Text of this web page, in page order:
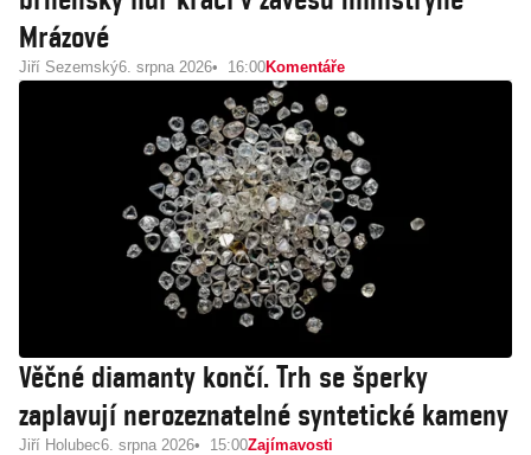
Mrázové
Jiří Sezemský6. srpna 2026 16:00Komentáře
Věčné diamanty končí. Trh se šperky
zaplavují nerozeznatelné syntetické kameny
Jiří Holubec6. srpna 2026 15:00Zajímavosti